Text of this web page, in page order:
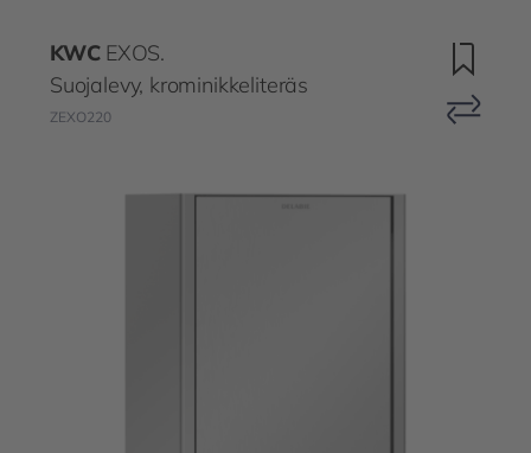
KWC EXOS.
Suojalevy, krominikkeliteräs
ZEXO220